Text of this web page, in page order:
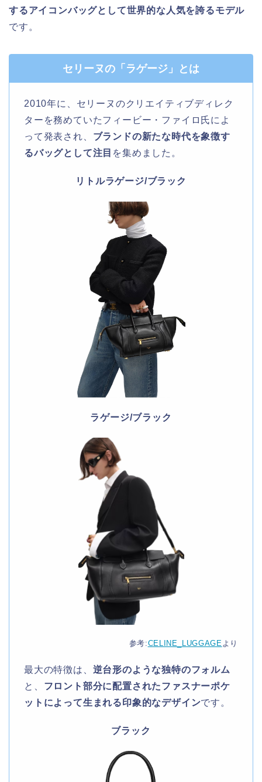
するアイコンバッグとして世界的な人気を誇るモデル
です。
セリーヌの「ラゲージ」とは
2010年に、セリーヌのクリエイティブディレク
ターを務めていたフィービー・ファイロ氏によ
って発表され、 ブランドの新たな時代を象徴す
るバッグとして注目 を集めました。
リトルラゲージ/ブラック
ラゲージ/ブラック
参考:CELINE_LUGGAGEより
最大の特徴は、 逆台形のような独特のフォルム
と、 フロント部分に配置されたファスナーポケ
ットによって生まれる印象的なデザインです。
ブラック